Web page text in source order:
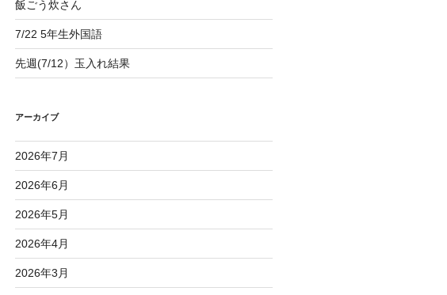
飯ごう炊さん
7/22 5年生外国語
先週(7/12）玉入れ結果
アーカイブ
2026年7月
2026年6月
2026年5月
2026年4月
2026年3月